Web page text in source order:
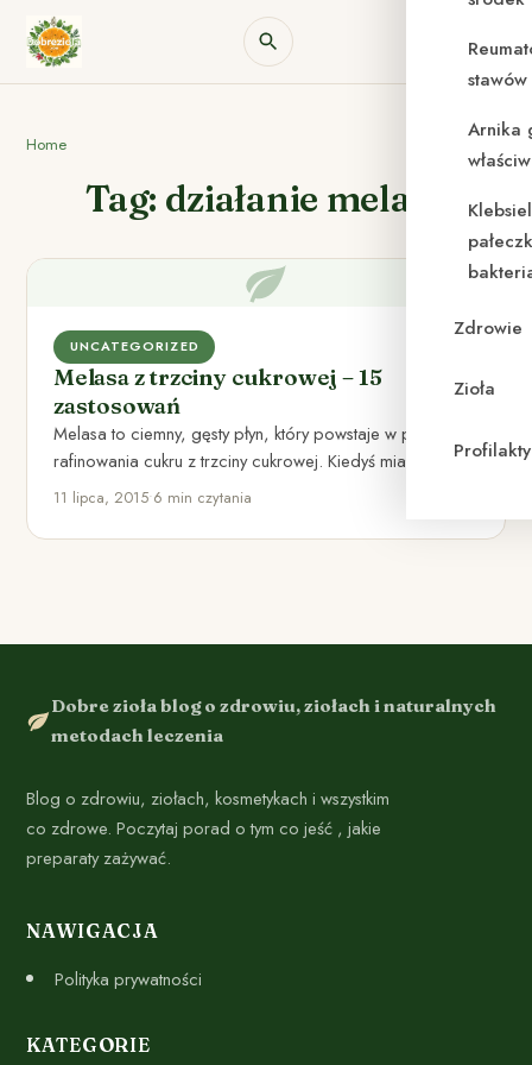
Arnika
Zdrowie
Zioła
Home
Tag: działanie melasy
UNCATEGORIZED
Melasa z trzciny cukrowej – 15
zastosowań
Melasa to ciemny, gęsty płyn, który powstaje w procesie
rafinowania cukru z trzciny cukrowej. Kiedyś miałem
okazję widzieć…
11 lipca, 2015•6 min czytania
Dobre zioła blog o zdrowiu, ziołach i naturalnych
metodach leczenia
Blog o zdrowiu, ziołach, kosmetykach i wszystkim
co zdrowe. Poczytaj porad o tym co jeść , jakie
preparaty zażywać.
NAWIGACJA
Polityka prywatności
KATEGORIE